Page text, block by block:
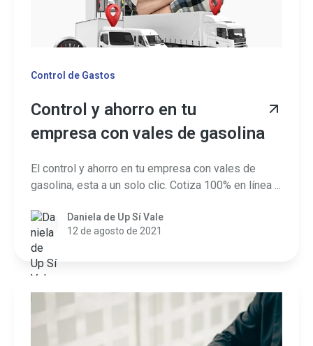
Control de Gastos
Control y ahorro en tu
empresa con vales de gasolina
El control y ahorro en tu empresa con vales de
gasolina, esta a un solo clic. Cotiza 100% en línea ...
Daniela de Up Sí Vale
12 de agosto de 2021